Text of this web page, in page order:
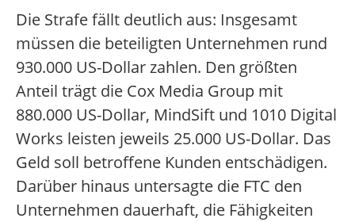
Die Strafe fällt deutlich aus: Insgesamt
müssen die beteiligten Unternehmen rund
930.000 US-Dollar zahlen. Den größten
Anteil trägt die Cox Media Group mit
880.000 US-Dollar, MindSift und 1010 Digital
Works leisten jeweils 25.000 US-Dollar. Das
Geld soll betroffene Kunden entschädigen.
Darüber hinaus untersagte die FTC den
Unternehmen dauerhaft, die Fähigkeiten